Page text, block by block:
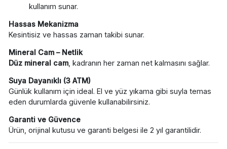
kullanım sunar.
Hassas Mekanizma
Kesintisiz ve hassas zaman takibi sunar.
Mineral Cam – Netlik
Düz mineral cam, kadranın her zaman net kalmasını sağlar.
Suya Dayanıklı (3 ATM)
Günlük kullanım için ideal. El ve yüz yıkama gibi suyla temas
eden durumlarda güvenle kullanabilirsiniz.
Garanti ve Güvence
Ürün, orijinal kutusu ve garanti belgesi ile 2 yıl garantilidir.